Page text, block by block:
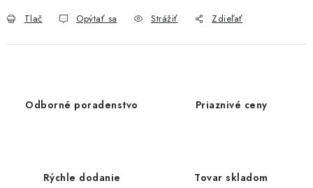
Tlač Opýtať sa Strážiť Zdieľať
Odborné poradenstvo Priaznivé ceny
Rýchle dodanie Tovar skladom